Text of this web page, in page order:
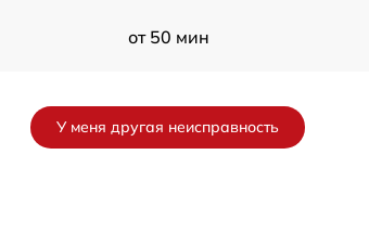
от 50 мин
У меня другая неисправность